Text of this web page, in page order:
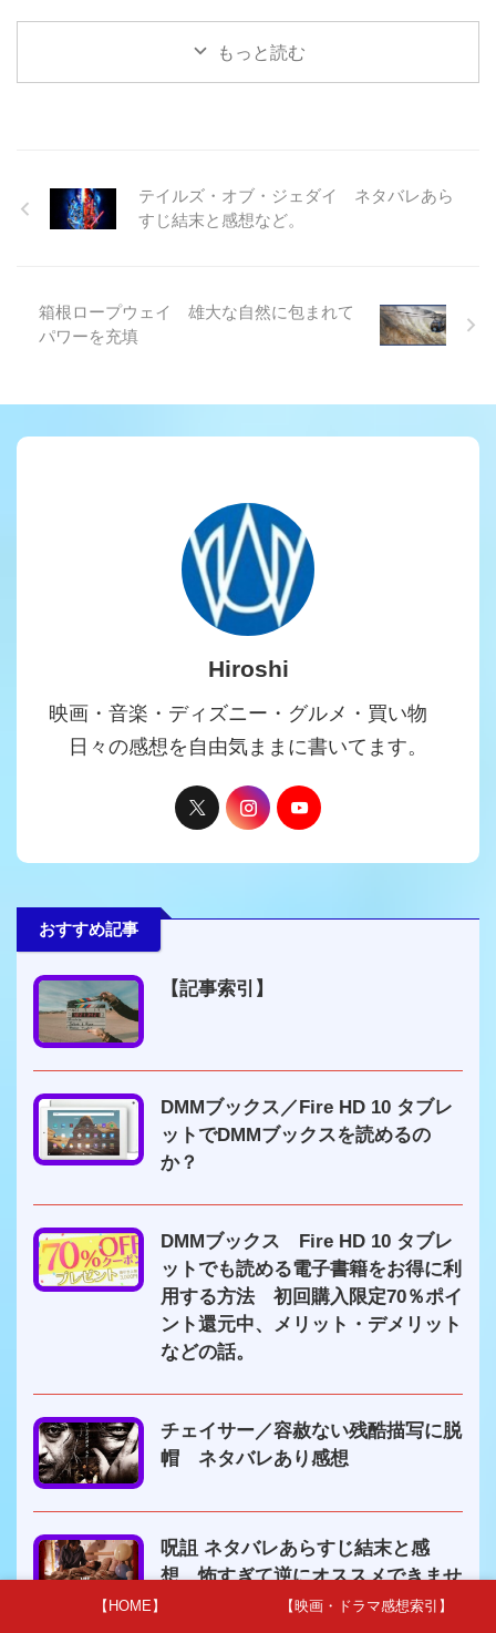
もっと読む
テイルズ・オブ・ジェダイ ネタバレあら
すじ結末と感想など。
箱根ロープウェイ 雄大な自然に包まれて
パワーを充填
Hiroshi
映画・音楽・ディズニー・グルメ・買い物
日々の感想を自由気ままに書いてます。
おすすめ記事
【記事索引】
DMMブックス／Fire HD 10 タブレ
ットでDMMブックスを読めるの
か？
DMMブックス Fire HD 10 タブレ
ットでも読める電子書籍をお得に利
用する方法 初回購入限定70％ポイ
ント還元中、メリット・デメリット
などの話。
チェイサー／容赦ない残酷描写に脱
帽 ネタバレあり感想
呪詛 ネタバレあらすじ結末と感
想 怖すぎて逆にオススメできませ
【HOME】 【映画・ドラマ感想索引】